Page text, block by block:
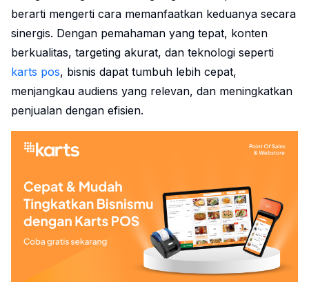
berarti mengerti cara memanfaatkan keduanya secara
sinergis. Dengan pemahaman yang tepat, konten
berkualitas, targeting akurat, dan teknologi seperti
karts pos, bisnis dapat tumbuh lebih cepat,
menjangkau audiens yang relevan, dan meningkatkan
penjualan dengan efisien.